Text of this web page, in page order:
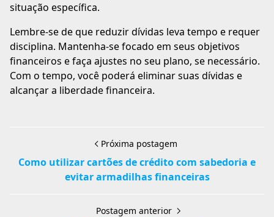
situação específica.
Lembre-se de que reduzir dívidas leva tempo e requer
disciplina. Mantenha-se focado em seus objetivos
financeiros e faça ajustes no seu plano, se necessário.
Com o tempo, você poderá eliminar suas dívidas e
alcançar a liberdade financeira.
Próxima postagem
Como utilizar cartões de crédito com sabedoria e
evitar armadilhas financeiras
Postagem anterior